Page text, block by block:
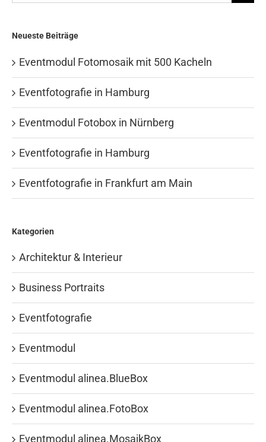
nach:
Neueste Beiträge
Eventmodul Fotomosaik mit 500 Kacheln
Eventfotografie in Hamburg
Eventmodul Fotobox in Nürnberg
Eventfotografie in Hamburg
Eventfotografie in Frankfurt am Main
Kategorien
Architektur & Interieur
Business Portraits
Eventfotografie
Eventmodul
Eventmodul alinea.BlueBox
Eventmodul alinea.FotoBox
Eventmodul alinea.MosaikBox